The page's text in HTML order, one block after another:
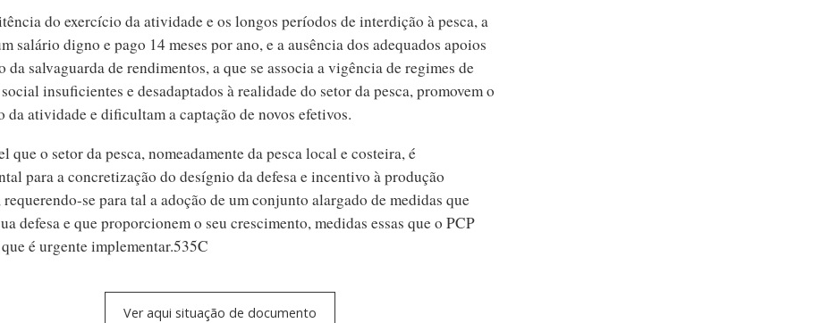
do exercício da atividade e os longos períodos de interdição à pesca, a
salário digno e pago 14 meses por ano, e a ausência dos adequados apoios
da salvaguarda de rendimentos, a que se associa a vigência de regimes de
insuficientes e desadaptados à realidade do setor da pesca, promovem o
da atividade e dificultam a captação de novos efetivos.
que o setor da pesca, nomeadamente da pesca local e costeira, é
para a concretização do desígnio da defesa e incentivo à produção
se para tal a adoção de um conjunto alargado de medidas que
defesa e que proporcionem o seu crescimento, medidas essas que o PCP
é urgente implementar.535C
Ver aqui situação de documento